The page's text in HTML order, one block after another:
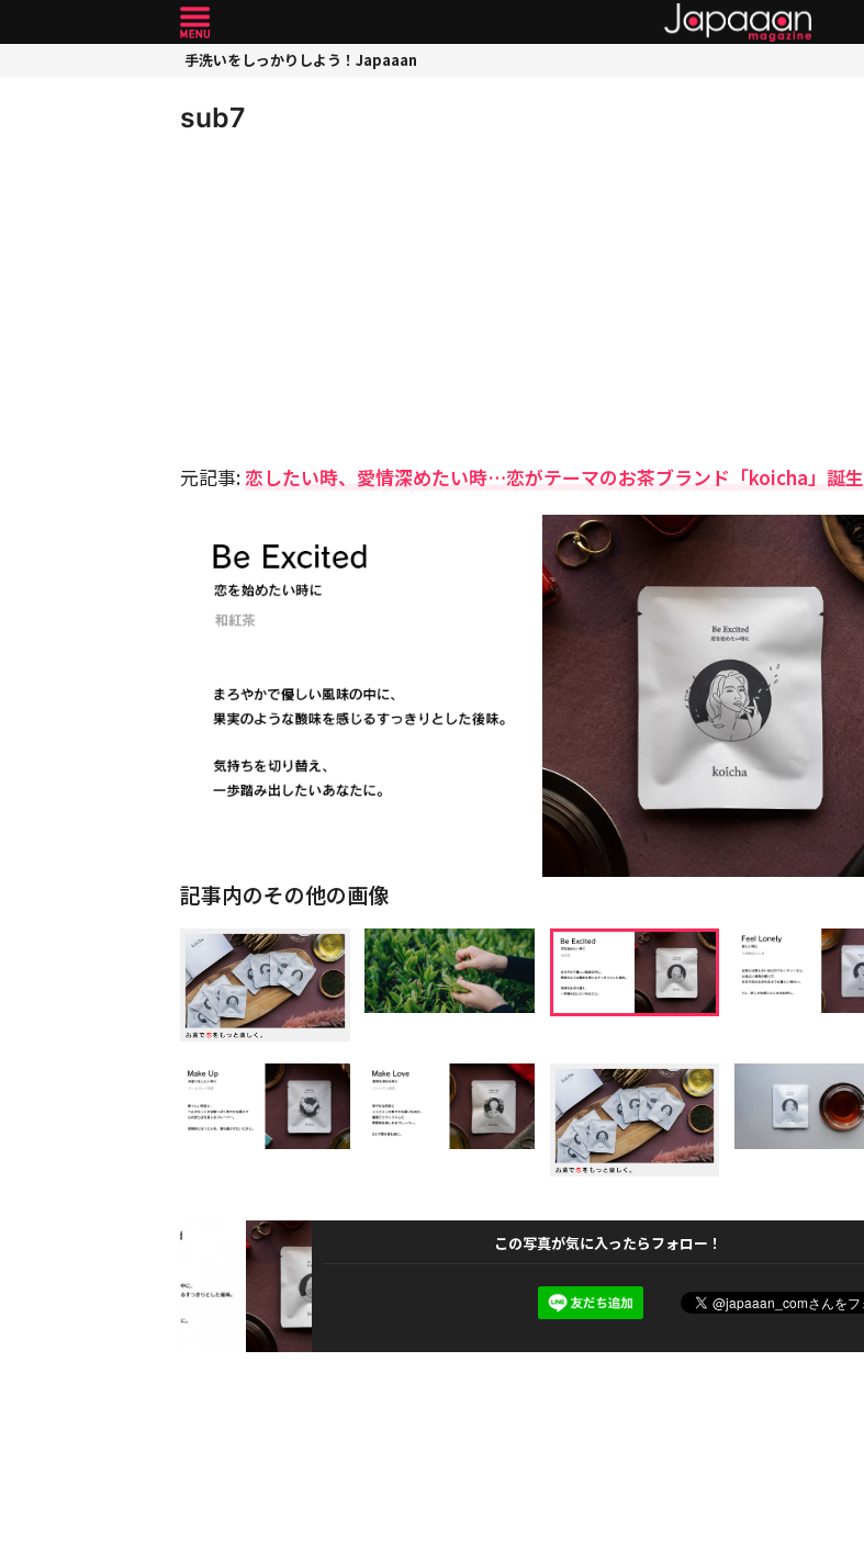
手洗いをしっかりしよう！Japaaan
sub7
元記事:恋したい時、愛情深めたい時…恋がテーマのお茶ブランド「koicha」誕生
記事内のその他の画像
この写真が気に入ったらフォロー！